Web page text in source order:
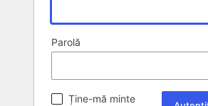
Parolă
Ține-mă minte